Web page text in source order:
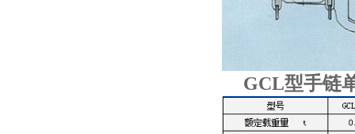
GCL型手链